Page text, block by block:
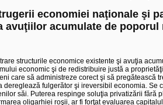
economiei naţionale şi
avuţiilor acumulate de poporul
structurile economice existente şi avuţia
economic şi de redistribuire justă a
care să administreze corect şi să pregătească
dereglează fulgerător şi ireversibil economia. Se
săi. Puterea respinge soluţia privatizării fără
oligarhiei roşii, ar fi forţat evaluarea